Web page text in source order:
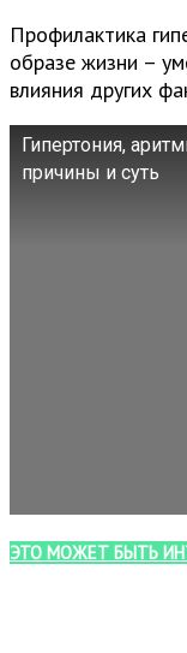
Профилактика
образе жизни –
влияния других
Гипертония,
причины и суть
ЭТО МОЖЕТ БЫТЬ